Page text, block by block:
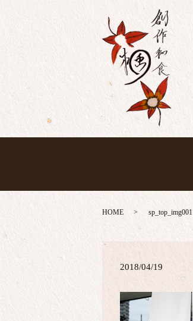
HOME sp_top_img001
2018/04/19